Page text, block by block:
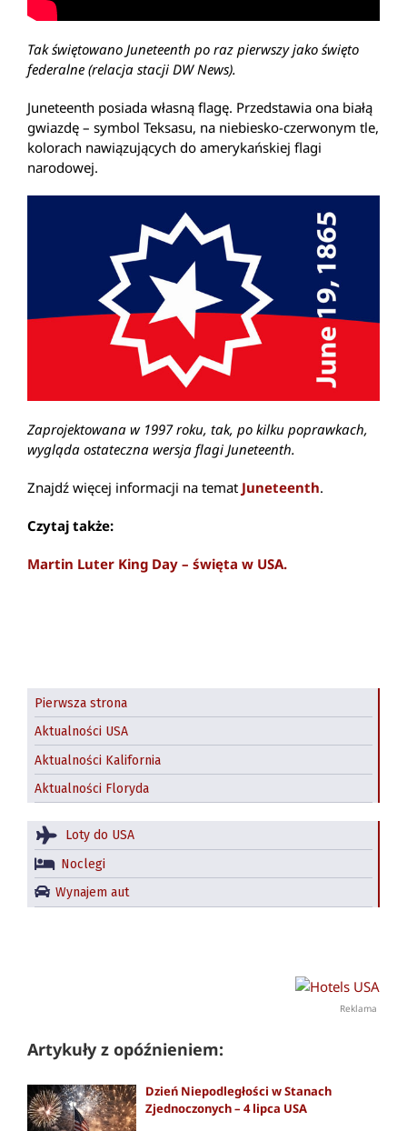
Tak świętowano Juneteenth po raz pierwszy jako święto
federalne (relacja stacji DW News).
Juneteenth posiada własną flagę. Przedstawia ona białą
gwiazdę – symbol Teksasu, na niebiesko-czerwonym tle,
kolorach nawiązujących do amerykańskiej flagi
narodowej.
Zaprojektowana w 1997 roku, tak, po kilku poprawkach,
wygląda ostateczna wersja flagi Juneteenth.
Znajdź więcej informacji na temat Juneteenth.
Czytaj także:
Martin Luter King Day – święta w USA.
Pierwsza strona
Aktualności USA
Aktualności Kalifornia
Aktualności Floryda
Loty do USA
Noclegi
Wynajem aut
Reklama
Artykuły z opóźnieniem:
Dzień Niepodległości w Stanach
Zjednoczonych – 4 lipca USA